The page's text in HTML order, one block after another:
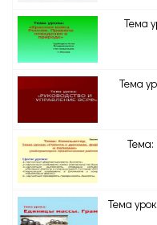
Тема
Тема
Тема:
Тема